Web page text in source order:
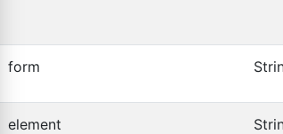
form
element